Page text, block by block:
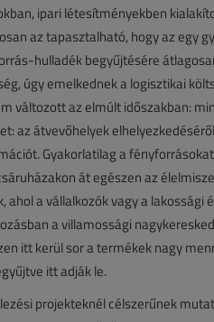
ipari létesítményekben
az tapasztalható, hogy az egy
hulladék begyűjtésére
úgy emelkednek a logisztikai
változott az elmúlt időszakban:
az átvevőhelyek
Gyakorlatilag a
át egészen az
ahol a vállalkozók vagy a
a villamossági
itt kerül sor a termékek nagy
itt adják le.
projekteknél célszerűnek